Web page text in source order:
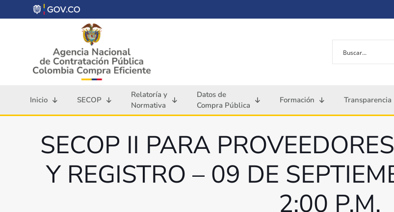
Inicio SECOP
Relatoría y
Normativa
Datos de
Compra Pública
Formación Transparencia
SECOP II PARA
Y REGISTRO – 09 DE
2:00 P.M.